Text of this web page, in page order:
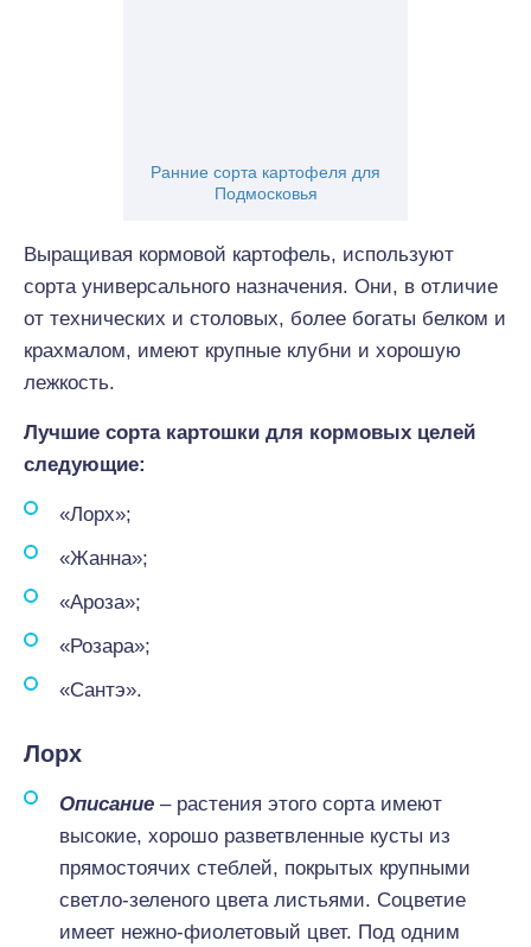
Ранние сорта картофеля для
Подмосковья
Выращивая кормовой картофель, используют
сорта универсального назначения. Они, в отличие
от технических и столовых, более богаты белком и
крахмалом, имеют крупные клубни и хорошую
лежкость.
Лучшие сорта картошки для кормовых целей
следующие:
«Лорх»;
«Жанна»;
«Ароза»;
«Розара»;
«Сантэ».
Лорх
Описание – растения этого сорта имеют
высокие, хорошо разветвленные кусты из
прямостоячих стеблей, покрытых крупными
светло-зеленого цвета листьями. Соцветие
имеет нежно-фиолетовый цвет. Под одним